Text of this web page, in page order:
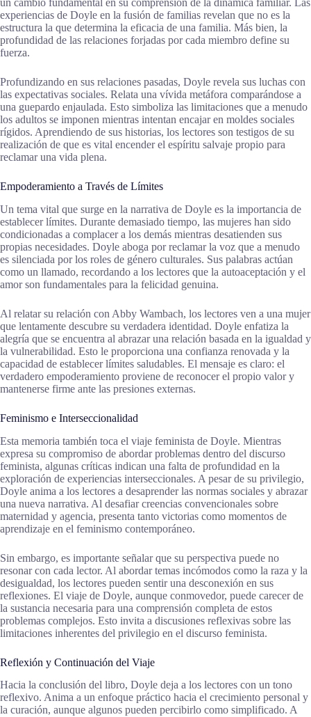
un cambio fundamental en su comprensión de la dinámica familiar. Las
experiencias de Doyle en la fusión de familias revelan que no es la
estructura la que determina la eficacia de una familia. Más bien, la
profundidad de las relaciones forjadas por cada miembro define su
fuerza.
Profundizando en sus relaciones pasadas, Doyle revela sus luchas con
las expectativas sociales. Relata una vívida metáfora comparándose a
una guepardo enjaulada. Esto simboliza las limitaciones que a menudo
los adultos se imponen mientras intentan encajar en moldes sociales
rígidos. Aprendiendo de sus historias, los lectores son testigos de su
realización de que es vital encender el espíritu salvaje propio para
reclamar una vida plena.
Empoderamiento a Través de Límites
Un tema vital que surge en la narrativa de Doyle es la importancia de
establecer límites. Durante demasiado tiempo, las mujeres han sido
condicionadas a complacer a los demás mientras desatienden sus
propias necesidades. Doyle aboga por reclamar la voz que a menudo
es silenciada por los roles de género culturales. Sus palabras actúan
como un llamado, recordando a los lectores que la autoaceptación y el
amor son fundamentales para la felicidad genuina.
Al relatar su relación con Abby Wambach, los lectores ven a una mujer
que lentamente descubre su verdadera identidad. Doyle enfatiza la
alegría que se encuentra al abrazar una relación basada en la igualdad y
la vulnerabilidad. Esto le proporciona una confianza renovada y la
capacidad de establecer límites saludables. El mensaje es claro: el
verdadero empoderamiento proviene de reconocer el propio valor y
mantenerse firme ante las presiones externas.
Feminismo e Interseccionalidad
Esta memoria también toca el viaje feminista de Doyle. Mientras
expresa su compromiso de abordar problemas dentro del discurso
feminista, algunas críticas indican una falta de profundidad en la
exploración de experiencias interseccionales. A pesar de su privilegio,
Doyle anima a los lectores a desaprender las normas sociales y abrazar
una nueva narrativa. Al desafiar creencias convencionales sobre
maternidad y agencia, presenta tanto victorias como momentos de
aprendizaje en el feminismo contemporáneo.
Sin embargo, es importante señalar que su perspectiva puede no
resonar con cada lector. Al abordar temas incómodos como la raza y la
desigualdad, los lectores pueden sentir una desconexión en sus
reflexiones. El viaje de Doyle, aunque conmovedor, puede carecer de
la sustancia necesaria para una comprensión completa de estos
problemas complejos. Esto invita a discusiones reflexivas sobre las
limitaciones inherentes del privilegio en el discurso feminista.
Reflexión y Continuación del Viaje
Hacia la conclusión del libro, Doyle deja a los lectores con un tono
reflexivo. Anima a un enfoque práctico hacia el crecimiento personal y
la curación, aunque algunos pueden percibirlo como simplificado. A